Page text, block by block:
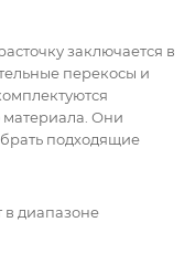
заключается в
перекосы и
материала. Они
подходящие
в диапазоне